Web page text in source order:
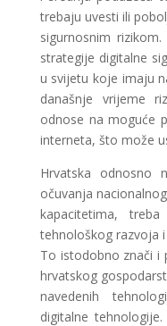
trebaju uvesti ili
sigurnosnim
strategije digitalne
u svijetu koje imaju
današnje vrijeme
odnose na moguće
interneta, što može
Hrvatska odnosno
očuvanja
kapacitetima,
tehnološkog razvoja
To istodobno znači i
hrvatskog
navedenih
digitalne